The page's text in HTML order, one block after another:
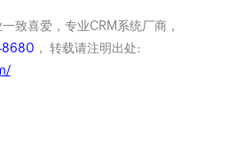
致喜爱，专业CRM系统厂商，
， 转载请注明出处: